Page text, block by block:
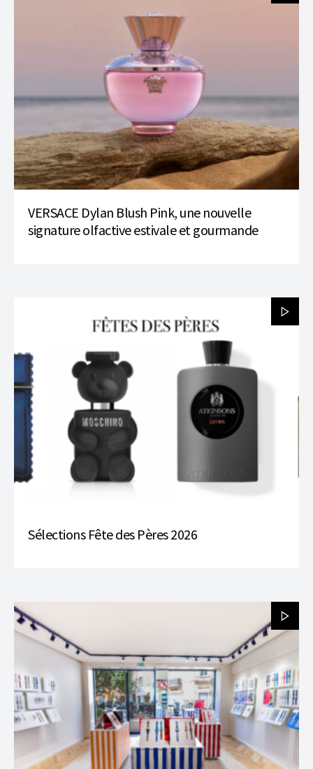
VERSACE Dylan Blush Pink, une nouvelle
signature olfactive estivale et gourmande
Sélections Fête des Pères 2026